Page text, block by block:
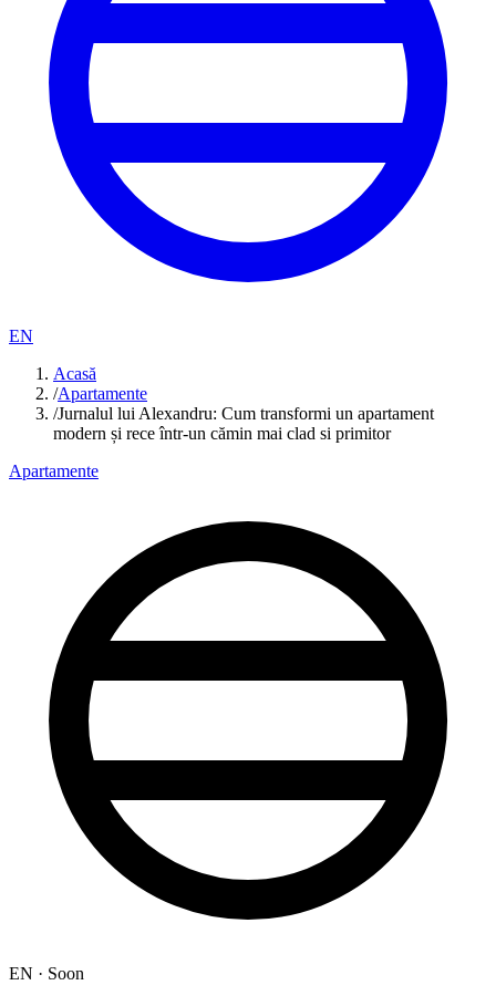
EN
Acasă
/Apartamente
/Jurnalul lui Alexandru: Cum transformi un apartament
modern și rece într-un cămin mai clad si primitor
Apartamente
EN · Soon